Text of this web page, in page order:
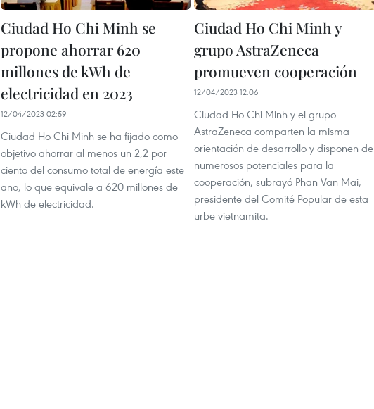
Ciudad Ho Chi Minh se
propone ahorrar 620
millones de kWh de
electricidad en 2023
12/04/2023 02:59
Ciudad Ho Chi Minh se ha fijado como
objetivo ahorrar al menos un 2,2 por
ciento del consumo total de energía este
año, lo que equivale a 620 millones de
kWh de electricidad.
Ciudad Ho Chi Minh y
grupo AstraZeneca
promueven cooperación
12/04/2023 12:06
Ciudad Ho Chi Minh y el grupo
AstraZeneca comparten la misma
orientación de desarrollo y disponen de
numerosos potenciales para la
cooperación, subrayó Phan Van Mai,
presidente del Comité Popular de esta
urbe vietnamita.